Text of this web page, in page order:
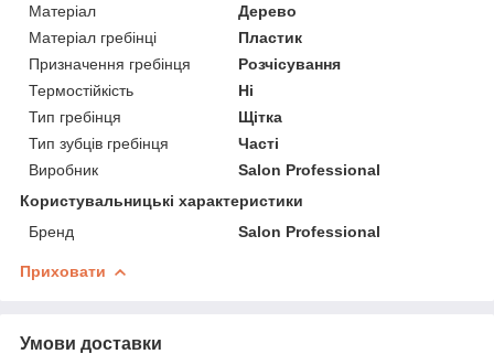
Матеріал
Дерево
Матеріал гребінці
Пластик
Призначення гребінця
Розчісування
Термостійкість
Ні
Тип гребінця
Щітка
Тип зубців гребінця
Часті
Виробник
Salon Professional
Користувальницькі характеристики
Бренд
Salon Professional
Приховати
Умови доставки